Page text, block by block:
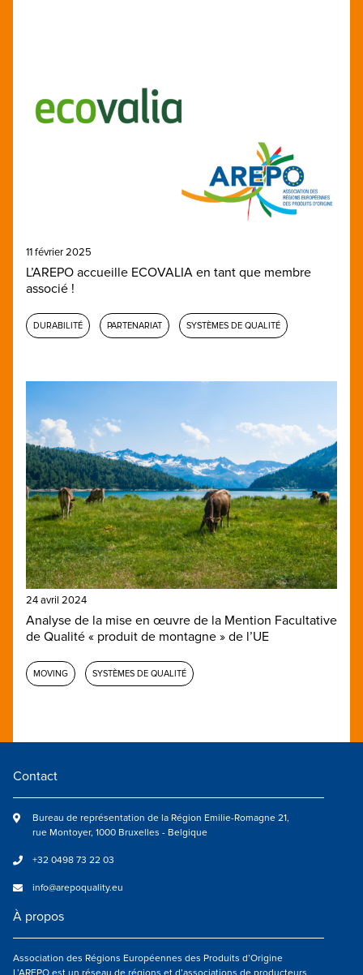
11 février 2025
L’AREPO accueille ECOVALIA en tant que membre
associé !
DURABILITÉ PARTENARIAT SYSTÈMES DE QUALITÉ
24 avril 2024
Analyse de la mise en œuvre de la Mention Facultative
de Qualité « produit de montagne » de l’UE
MOVING SYSTÈMES DE QUALITÉ
Contact
Bureau de représentation de la Région Emilie-Romagne 21,
rue Montoyer, 1000 Bruxelles - Belgique
+32 0498 73 22 03
info@arepoquality.eu
À propos
Association des Régions Européennes des Produits d’Origine